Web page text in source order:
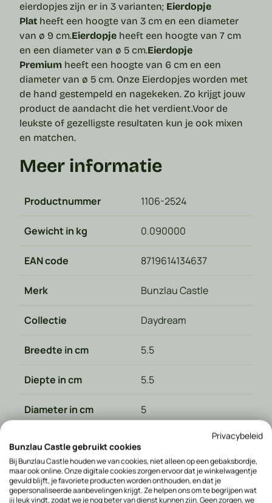
eierdopjes zijn er in 3 varianten; Eierdopje
Plat heeft een hoogte van 3 cm en een diameter
van ø 9 cm.Eierdopje heeft een hoogte van 7 cm
en een diameter van ø 5 cm.Eierdopje
Premium heeft een hoogte van 6 cm en een
diameter van ø 5 cm. Onze Eierdopjes worden met
de hand gestempeld en nagekeken. Zo krijgt jouw
product de aandacht die het verdient.Voor de
leukste of gezelligste resultaten kun je ook mixen
en matchen.
Meer informatie
Productnummer 1106-2524
Gewicht in kg 0.090000
EAN code 8719614134637
Merk Bunzlau Castle
Collectie Daydream
Breedte in cm 5.5
Diepte in cm 5.5
Diameter in cm 5
Materiaal type Keramiek
Hoogte in cm 7
Privacybeleid
Bunzlau Castle gebruikt cookies
Bij Bunzlau Castle houden we van cookies, niet alleen op een gebaksbordje,
maar ook online. Onze digitale cookies zorgen ervoor dat je winkelwagentje
gevuld blijft, je favoriete producten worden onthouden, en dat je
gepersonaliseerde aanbevelingen krijgt. Ze helpen ons om te begrijpen wat
jij leuk vindt, zodat we je nog beter van dienst kunnen zijn. Geen zorgen, we